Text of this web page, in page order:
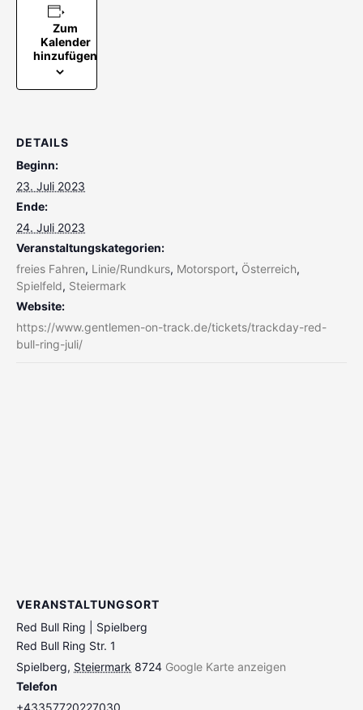
Zum
Kalender
hinzufügen
DETAILS
Beginn:
23. Juli 2023
Ende:
24. Juli 2023
Veranstaltungskategorien:
freies Fahren, Linie/Rundkurs, Motorsport, Österreich,
Spielfeld, Steiermark
Website:
https://www.gentlemen-on-track.de/tickets/trackday-red-
bull-ring-juli/
VERANSTALTUNGSORT
Red Bull Ring | Spielberg
Red Bull Ring Str. 1
Spielberg, Steiermark 8724 Google Karte anzeigen
Telefon
+43357720227030